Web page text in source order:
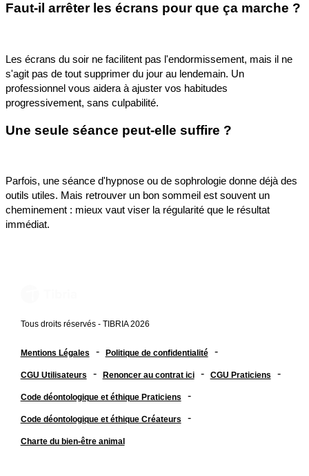
Faut-il arrêter les écrans pour que ça marche ?
Les écrans du soir ne facilitent pas l'endormissement, mais il ne
s'agit pas de tout supprimer du jour au lendemain. Un
professionnel vous aidera à ajuster vos habitudes
progressivement, sans culpabilité.
Une seule séance peut-elle suffire ?
Parfois, une séance d'hypnose ou de sophrologie donne déjà des
outils utiles. Mais retrouver un bon sommeil est souvent un
cheminement : mieux vaut viser la régularité que le résultat
immédiat.
Tous droits réservés - TIBRIA 2026
Mentions Légales - Politique de confidentialité -
CGU Utilisateurs - Renoncer au contrat ici - CGU Praticiens -
Code déontologique et éthique Praticiens -
Code déontologique et éthique Créateurs -
Charte du bien-être animal